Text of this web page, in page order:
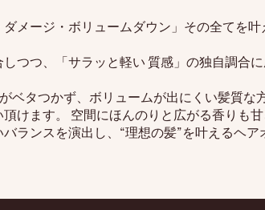
}}"}}"
ダメージ・ボリュームダウン」その全てを叶
つつ、「サラッと軽い 質感 」の独自調合
ベタつかず、ボリュームが出にくい髪質な
けます。 空間にほんのりと広がる香りも甘
ランスを演出し、“理想の髪”を叶えるヘア